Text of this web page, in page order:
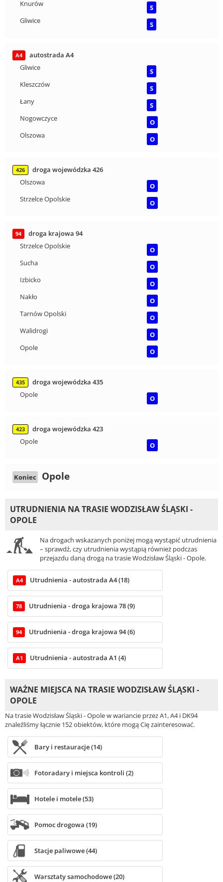
Knurów
S
Gliwice
S
A4
autostrada A4
Gliwice
S
Kleszczów
S
Łany
S
Nogowczyce
O
Olszowa
O
426
droga wojewódzka 426
Olszowa
O
Strzelce Opolskie
O
94
droga krajowa 94
Strzelce Opolskie
O
Sucha
O
Izbicko
O
Nakło
O
Tarnów Opolski
O
Walidrogi
O
Opole
O
435
droga wojewódzka 435
Opole
O
423
droga wojewódzka 423
Opole
O
Koniec Opole
UTRUDNIENIA NA TRASIE WODZISŁAW ŚLĄSKI -
OPOLE
Na drogach wskazanych poniżej mogą wystąpić utrudnienia
– sprawdź, czy utrudnienia wystąpią również podczas
przejazdu daną drogą na trasie Wodzisław Śląski - Opole.
A4 Utrudnienia - autostrada A4 (18)
78 Utrudnienia - droga krajowa 78 (9)
94 Utrudnienia - droga krajowa 94 (6)
A1 Utrudnienia - autostrada A1 (4)
WAŻNE MIEJSCA NA TRASIE WODZISŁAW ŚLĄSKI -
OPOLE
Na trasie Wodzisław Śląski - Opole w wariancie przez A1, A4 i DK94
znaleźliśmy łącznie 152 obiektów, które mogą Cię zainteresować.
Bary i restauracje (14)
Fotoradary i miejsca kontroli (2)
Hotele i motele (53)
Pomoc drogowa (19)
Stacje paliwowe (44)
Warsztaty samochodowe (20)